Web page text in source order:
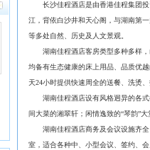
长沙佳程酒店是由香港佳程集团投
江，背依白沙井和天心阁，与湖南第
等多处自然、历史及人文景观。
湖南佳程酒店客房类型多种多样，
均备有生态健康的床上用品、品质优
天24小时提供快速周全的送餐、洗烫、
湖南佳程酒店设有风格迥异的各式
间大菜的湘翠轩；闲情逸致的“琴韵”
湖南佳程酒店商务及会议设施齐全
室，适合各种中、小型会议、签约、会